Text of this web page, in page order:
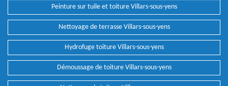
Peinture sur tuile et toiture Villars-sous-yens
Nettoyage de terrasse Villars-sous-yens
Hydrofuge toiture Villars-sous-yens
Démoussage de toiture Villars-sous-yens